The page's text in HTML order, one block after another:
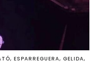
, ESPARREGUERA, GELIDA,